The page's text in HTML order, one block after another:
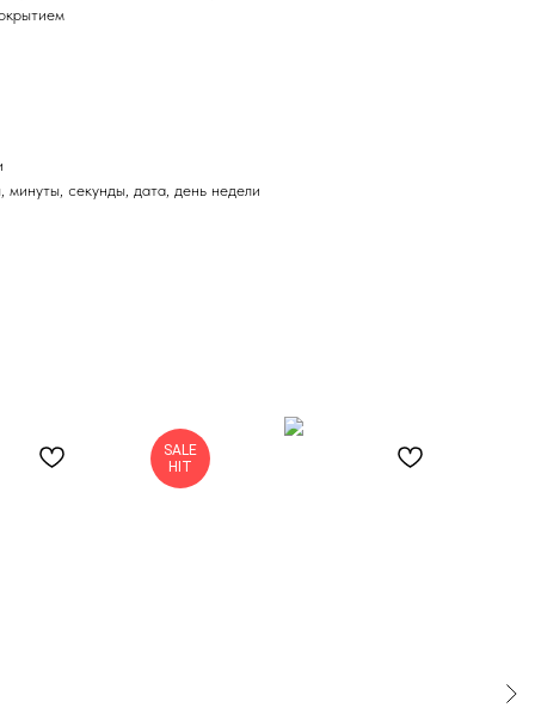
секунды, дата, день недели
SALE
HIT